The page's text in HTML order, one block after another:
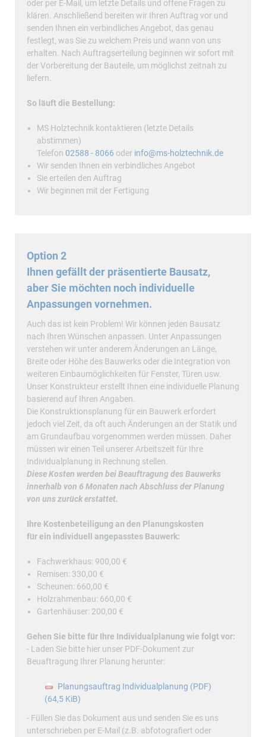
oder per E-Mail, um letzte Details und offene Fragen zu
klären. Anschließend bereiten wir Ihren Auftrag vor und
senden Ihnen ein verbindliches Angebot, das genau
festlegt, was Sie zu welchem Preis und wann von uns
erhalten. Nach Auftragserteilung beginnen wir sofort mit
der Vorbereitung der Bauteile, um möglichst zeitnah zu
liefern.
So läuft die Bestellung:
MS Holztechnik kontaktieren (letzte Details
abstimmen)
Telefon02588 - 8066 oder info@ms-holztechnik.de
Wir senden Ihnen ein verbindliches Angebot
Sie erteilen den Auftrag
Wir beginnen mit der Fertigung
Option 2
Ihnen gefällt der präsentierte Bausatz,
aber Sie möchten noch individuelle
Anpassungen vornehmen.
Auch das ist kein Problem! Wir können jeden Bausatz
nach Ihren Wünschen anpassen. Unter Anpassungen
verstehen wir unter anderem Änderungen an Länge,
Breite oder Höhe des Bauwerks oder die Integration von
weiteren Einbaumöglichkeiten für Fenster, Türen usw.
Unser Konstrukteur erstellt Ihnen eine individuelle Planung
basierend auf Ihren Angaben.
Die Konstruktionsplanung für ein Bauwerk erfordert
jedoch viel Zeit, da oft auch Änderungen an der Statik und
am Grundaufbau vorgenommen werden müssen. Daher
müssen wir einen Teil unserer Arbeitszeit für Ihre
Individualplanung in Rechnung stellen.
Diese Kosten werden bei Beauftragung des Bauwerks
innerhalb von 6 Monaten nach Abschluss der Planung
von uns zurück erstattet.
Ihre Kostenbeteiligung an den Planungskosten
für ein individuell angepasstes Bauwerk:
Fachwerkhaus: 900,00 €
Remisen: 330,00 €
Scheunen: 660,00 €
Holzrahmenbau: 660,00 €
Gartenhäuser: 200,00 €
Gehen Sie bitte für Ihre Individualplanung wie folgt vor:
- Laden Sie bitte hier unser PDF-Dokument zur
Beuaftragung Ihrer Planung herunter:
Planungsauftrag Individualplanung (PDF)
(64,5 KiB)
- Füllen Sie das Dokument aus und senden Sie es uns
unterschrieben per E-Mail (z.B. abfotografiert oder